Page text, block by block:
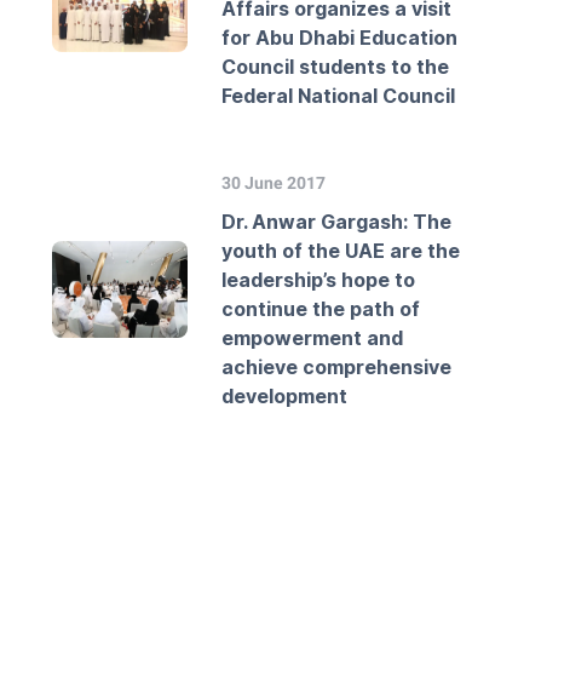
Affairs organizes a visit
for Abu Dhabi Education
Council students to the
Federal National Council
30 June 2017
Dr. Anwar Gargash: The
youth of the UAE are the
leadership’s hope to
continue the path of
empowerment and
achieve comprehensive
development